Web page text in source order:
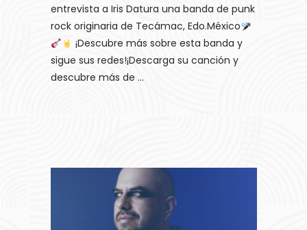
entrevista a Iris Datura una banda de punk
rock originaria de Tecámac, Edo.México
¡Descubre más sobre esta banda y
sigue sus redes!¡Descarga su canción y
descubre más de